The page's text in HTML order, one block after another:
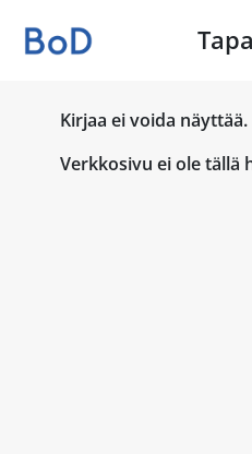
Kirjaa ei voida näyttää.
Verkkosivu ei ole tällä